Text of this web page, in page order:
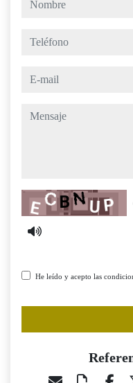
teléfono
e-mail
mensaje
Captcha
He leído y acepto las